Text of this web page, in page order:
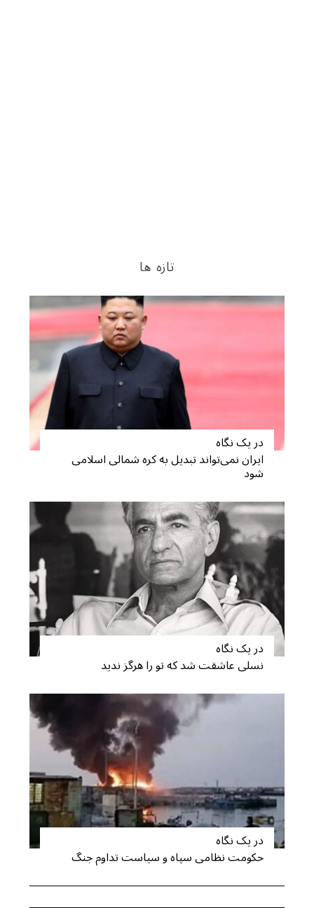
تازه ها
در یک نگاه
ایران نمی‌تواند تبدیل به کره شمالی اسلامی
شود
در یک نگاه
نسلی عاشقت شد که تو را هرگز ندید
در یک نگاه
حکومت نظامی سپاه و سیاست تداوم جنگ
S
a
r
: